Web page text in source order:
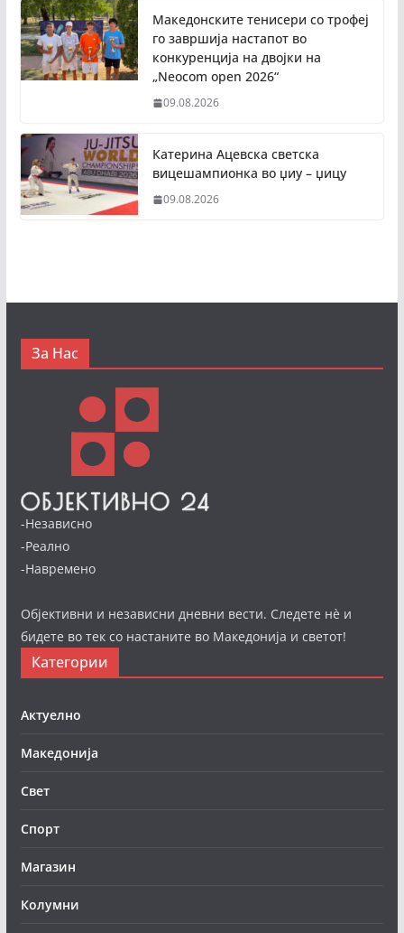
Македонските тенисери со трофеј
го завршија настапот во
конкуренција на двојки на
„Neocom open 2026“
09.08.2026
Катерина Ацевска светска
вицешампионка во џиу – џицу
09.08.2026
За Нас
-Независно
-Реално
-Навремено
Објективни и независни дневни вести. Следете нè и
бидете во тек со настаните во Македонија и светот!
Категории
Актуелно
Македонија
Свет
Спорт
Магазин
Колумни